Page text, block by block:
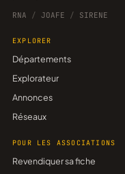
RNA / JOAFE / SIRENE
EXPLORER
Départements
Explorateur
Annonces
Réseaux
POUR LES ASSOCIATIONS
Revendiquer sa fiche